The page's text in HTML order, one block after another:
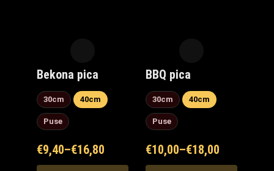
Bekona pica
30cm 40cm
Puse
€9,40–€16,80
BBQ pica
30cm 40cm
Puse
€10,00–€18,00